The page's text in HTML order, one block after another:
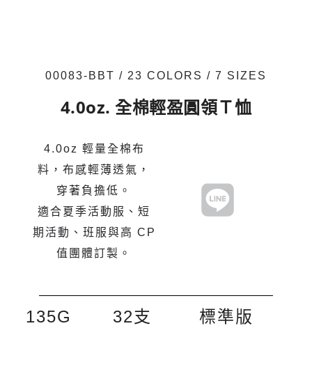
00083-BBT / 23 COLORS / 7 SIZES
4.0oz. 全棉輕盈圓領Ｔ恤
4.0oz 輕量全棉布
料，布感輕薄透氣，
穿著負擔低。
適合夏季活動服、短
期活動、班服與高 CP
值團體訂製。
135G 32支 標準版